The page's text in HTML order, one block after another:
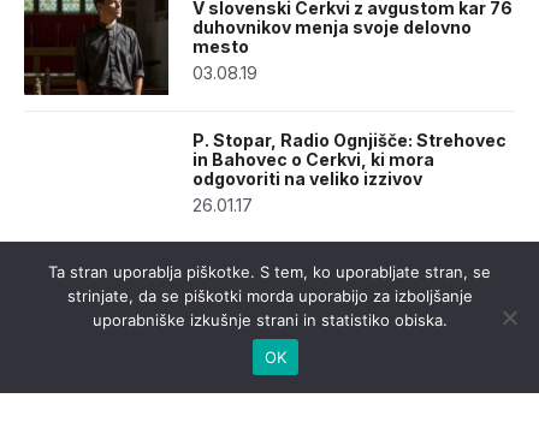
V slovenski Cerkvi z avgustom kar 76
duhovnikov menja svoje delovno
mesto
03.08.19
P. Stopar, Radio Ognjišče: Strehovec
in Bahovec o Cerkvi, ki mora
odgovoriti na veliko izzivov
26.01.17
Ta stran uporablja piškotke. S tem, ko uporabljate stran, se
strinjate, da se piškotki morda uporabijo za izboljšanje
uporabniške izkušnje strani in statistiko obiska.
OK